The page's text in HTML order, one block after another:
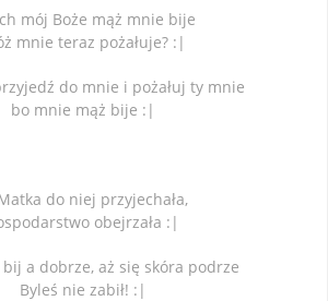
mój Boże mąż mnie bije
mnie teraz pożałuje? :|
do mnie i pożałuj ty mnie
bo mnie mąż bije :|
do niej przyjechała,
obejrzała :|
a dobrze, aż się skóra podrze
Byleś nie zabił! :|